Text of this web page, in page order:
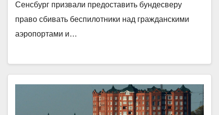
Сенсбург призвали предоставить бундесверу
право сбивать беспилотники над гражданскими
аэропортами и…